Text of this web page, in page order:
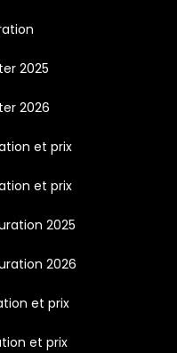
2025
2026
et prix
et prix
2025
2026
et prix
et prix